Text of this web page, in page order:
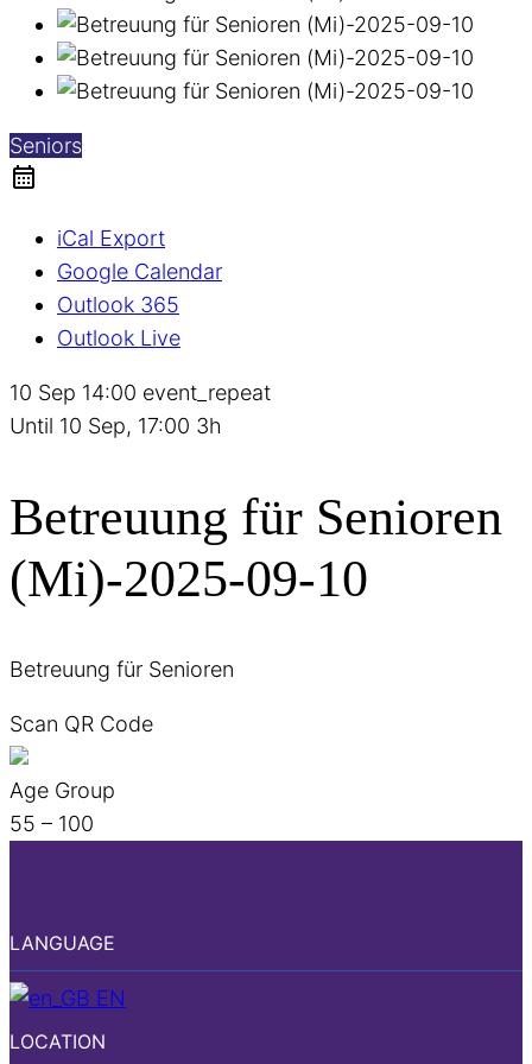
Seniors
iCal Export
Google Calendar
Outlook 365
Outlook Live
10 Sep 14:00 event_repeat
Until 10 Sep, 17:00 3h
Betreuung für Senioren
(Mi)-2025-09-10
Betreuung für Senioren
Scan QR Code
Age Group
55 – 100
LANGUAGE
EN
LOCATION